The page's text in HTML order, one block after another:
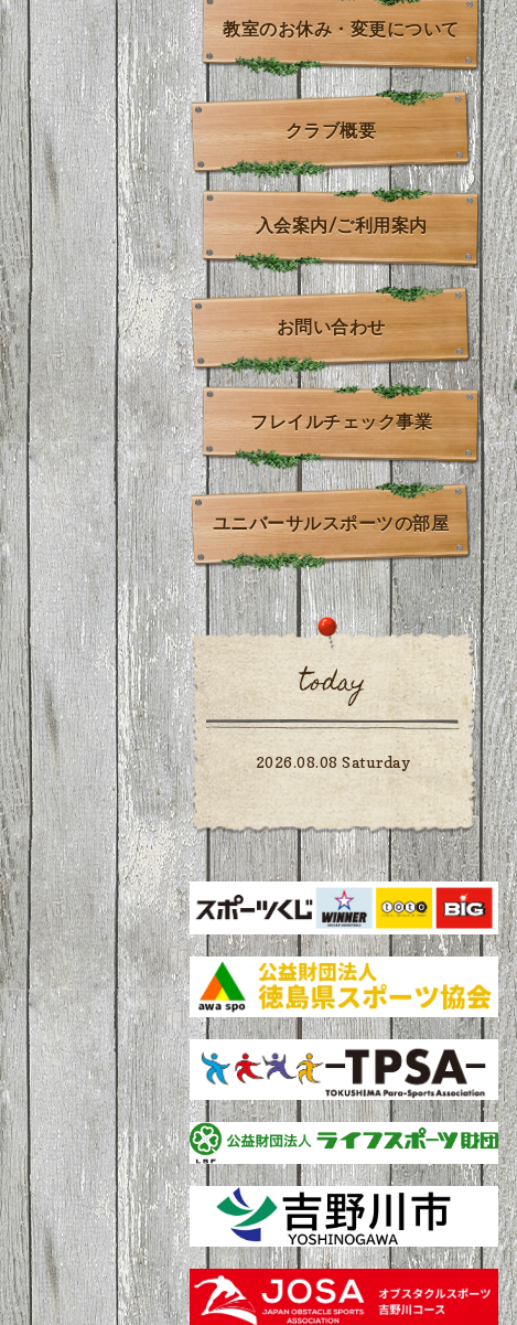
教室のお休み・変更について
クラブ概要
入会案内/ご利用案内
お問い合わせ
フレイルチェック事業
ユニバーサルスポーツの部屋
today
2026.08.08 Saturday